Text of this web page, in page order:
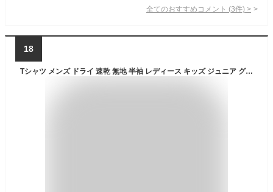
全てのおすすめコメント (3件) >
18
Tシャツ メンズ ドライ 速乾 無地 半袖 レディース キッズ ジュニア グリマー(glimmer) 00300-ACT 300act 4.4オンス 早